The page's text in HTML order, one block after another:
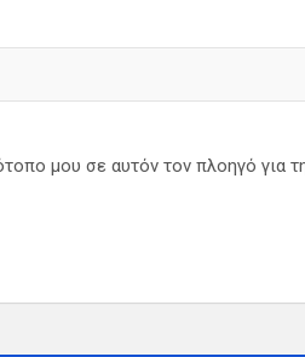
μου σε αυτόν τον πλοηγό για